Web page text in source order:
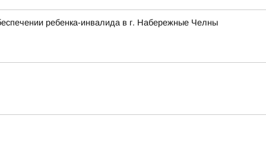
ребенка-инвалида в г. Набережные Челны